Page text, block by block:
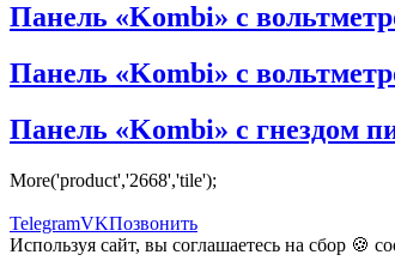
Панель «Kombi» с
Панель «Kombi» с
Панель «Kombi» с гнездом
More('product','2668','tile');
TelegramVKПозвонить
Используя сайт, вы соглашаетесь на сбор 🍪